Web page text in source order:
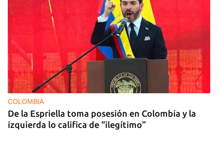
COLOMBIA
De la Espriella toma posesión en Colombia y la
izquierda lo califica de “ilegítimo”